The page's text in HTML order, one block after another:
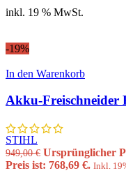
inkl. 19 % MwSt.
-19%
In den Warenkorb
Akku-Freischneider
STIHL
949,00€ Ursprünglicher
Preis ist: 768,69 €. Inkl.